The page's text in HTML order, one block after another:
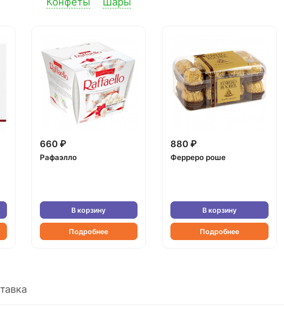
660 ₽
Рафаэлло
В корзину
Подробнее
880 ₽
Ферреро роше
В корзину
Подробнее